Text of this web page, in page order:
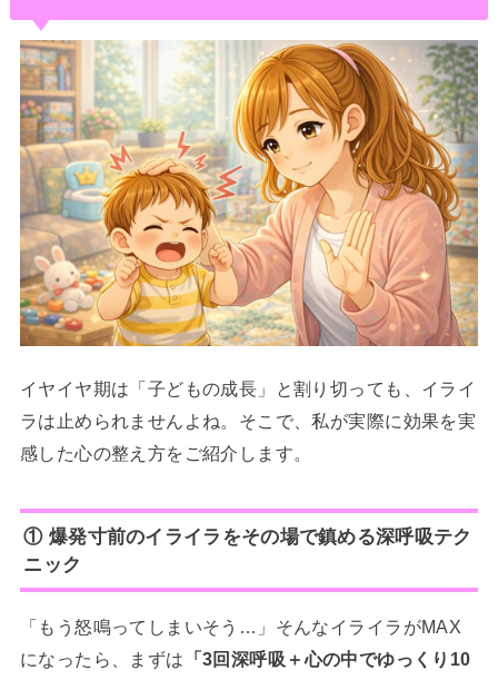
イヤイヤ期は「子どもの成長」と割り切っても、イライ
ラは止められませんよね。そこで、私が実際に効果を実
感した心の整え方をご紹介します。
① 爆発寸前のイライラをその場で鎮める深呼吸テク
ニック
「もう怒鳴ってしまいそう…」そんなイライラがMAX
になったら、まずは 「3回深呼吸＋心の中でゆっくり10